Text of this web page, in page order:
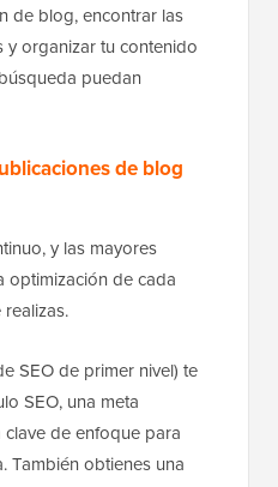
de blog, encontrar las
y organizar tu contenido
puedan
de blog
y las mayores
optimización de cada
SEO de primer nivel) te
SEO, una meta
de enfoque para
También obtienes una